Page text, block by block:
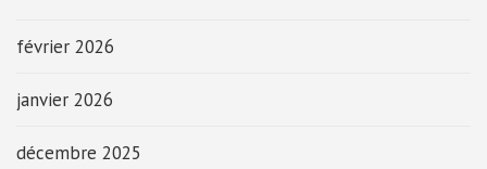
février 2026
janvier 2026
décembre 2025